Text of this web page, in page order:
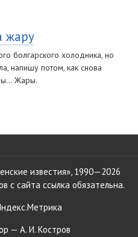
жару
болгарского холодника, но
напишу потом, как снова
Жары.
известия», 1990—2026
с сайта ссылка обязательна.
— А. И. Костров